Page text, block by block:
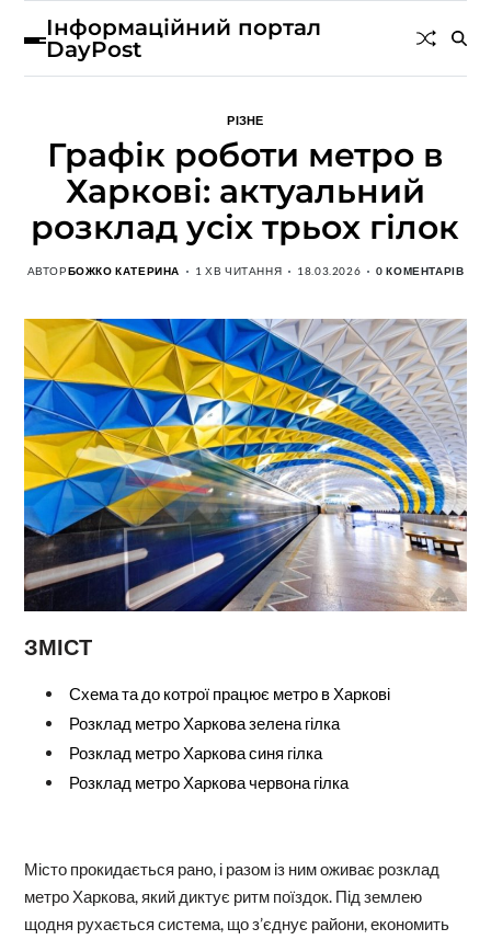
Інформаційний портал
DayPost
РІЗНЕ
Графік роботи метро в
Харкові: актуальний
розклад усіх трьох гілок
АВТОРБОЖКО КАТЕРИНА 1 ХВ ЧИТАННЯ 18.03.2026 0 КОМЕНТАРІВ
ЗМІСТ
Схема та до котрої працює метро в Харкові
Розклад метро Харкова зелена гілка
Розклад метро Харкова синя гілка
Розклад метро Харкова червона гілка
Місто прокидається рано, і разом із ним оживає розклад
метро Харкова, який диктує ритм поїздок. Під землею
щодня рухається система, що з’єднує райони, економить